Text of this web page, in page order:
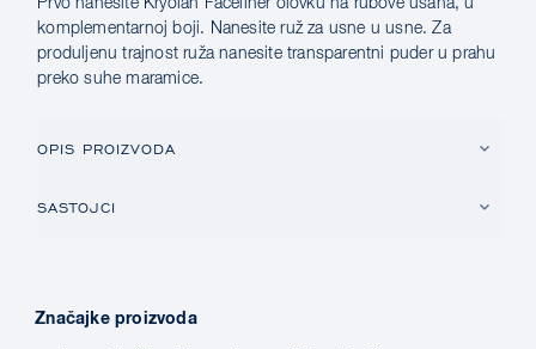
Prvo nanesite Kryolan Faceliner olovku na rubove usana, u
komplementarnoj boji. Nanesite ruž za usne u usne. Za
produljenu trajnost ruža nanesite transparentni puder u prahu
preko suhe maramice.
OPIS PROIZVODA
SASTOJCI
Značajke proizvoda